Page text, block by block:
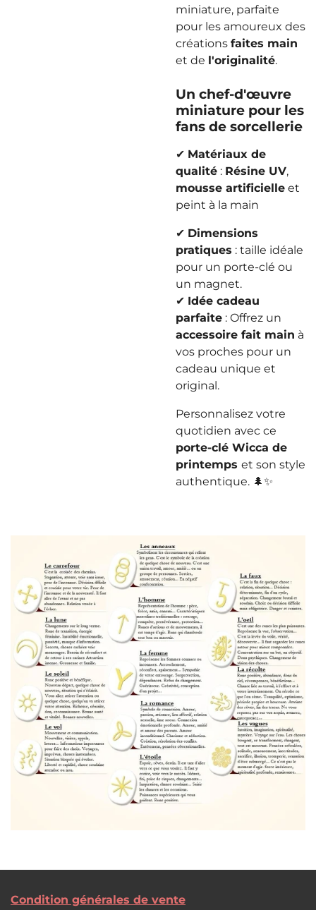
miniature, parfaite
pour les amoureux des
créations faites main
et de l'originalité.
Un chef-d'œuvre
miniature pour les
fans de sorcellerie
✔ Matériaux de
qualité : Résine UV,
mousse artificielle et
peint à la main
✔ Dimensions
pratiques : taille idéale
pour un porte-clé ou
un magnet.
✔ Idée cadeau
parfaite : Offrez un
accessoire fait main à
vos proches pour un
cadeau unique et
original.
Personnalisez votre
quotidien avec ce
porte-clé Wicca de
printemps et son style
authentique. 🌲✨
Condition générales de vente